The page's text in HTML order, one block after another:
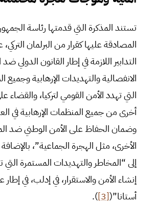
تستند المذكرة التي قدمتها رئاسة
المصادقة عليها كقرار من البرلمان
التدابير اللازمة في إطار القانون الدولي
الانفصالية والتهديدات الإرهابية وجميع
التي تهدد الأمن القومي لتركيا،
أخرى من جميع المنظمات الإرهابية في
وضمان الحفاظ على الأمن الوطني ضد
الأخرى، مثل الهجرة الجماعية”، بالإضافة
إلى “المخاطر والتهديدات المستمرة
إنشاء الأمن والاستقرار، في إدلب، في إطار
أستانا”([3]
).